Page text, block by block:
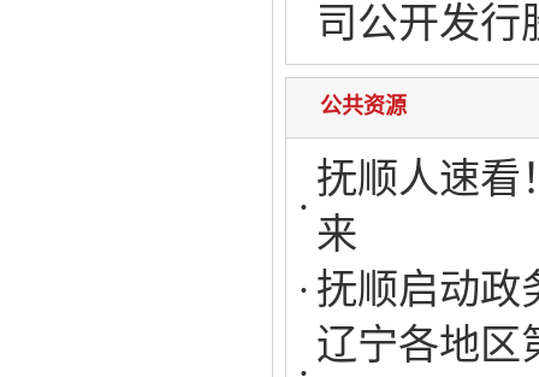
司公开发行
公共资源
抚顺人速看
来
抚顺启动政
辽宁各地区